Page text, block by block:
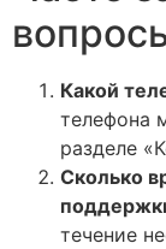
Какой
телефона
разделе
Сколько
течение